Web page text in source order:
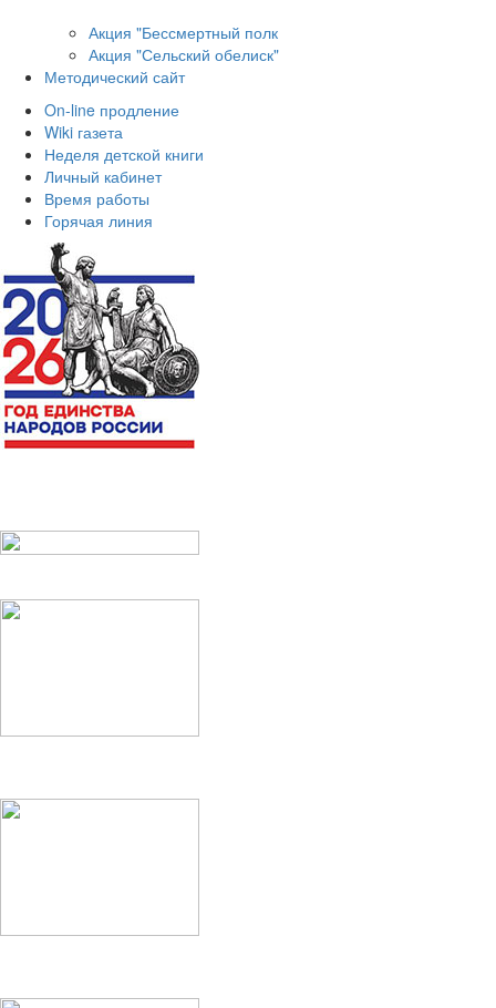
Акция "Бессмертный полк
Акция "Сельский обелиск"
Методический сайт
On-line продление
Wiki газета
Неделя детской книги
Личный кабинет
Время работы
Горячая линия